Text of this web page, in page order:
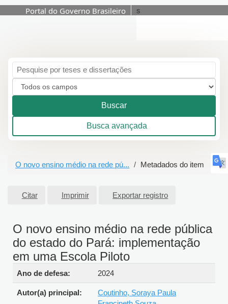
Portal do Governo Brasileiro
s
Buscar
Busca avançada
O novo ensino médio na rede pú...
O novo ensino médio na rede
pública do estado do Pará:
implementação em uma Escola
Piloto
Detalhes bibliográficos
Ano de defesa:
2024